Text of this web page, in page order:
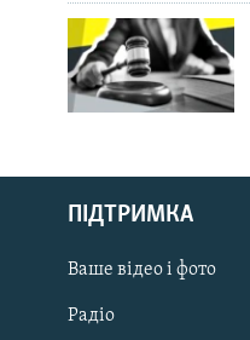
Русский
Qırımtatar
ДОЛУЧАЙСЯ!
ПІДТРИМКА
Ваше відео і фото
Радіо